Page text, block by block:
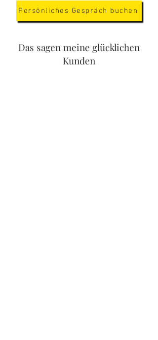
Persönliches Gespräch buchen
Das sagen meine glücklichen
Kunden